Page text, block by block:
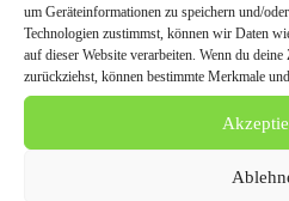
um Geräteinformationen zu speichern und/
Technologien zustimmst, können wir Daten
auf dieser Website verarbeiten. Wenn du
zurückziehst, können bestimmte Merkmale
Pressekontakt: München
Geschäft: A.Lahib
Telefon: 01523-777-1995
E-mail: info@autoankauf-
Website:https://
https://www.autoankauf-jetzt.de/